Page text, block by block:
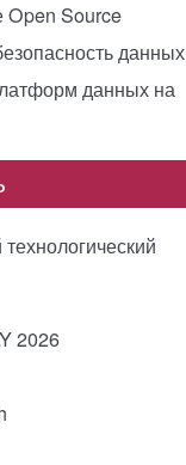
Source
данных
данных на
2026